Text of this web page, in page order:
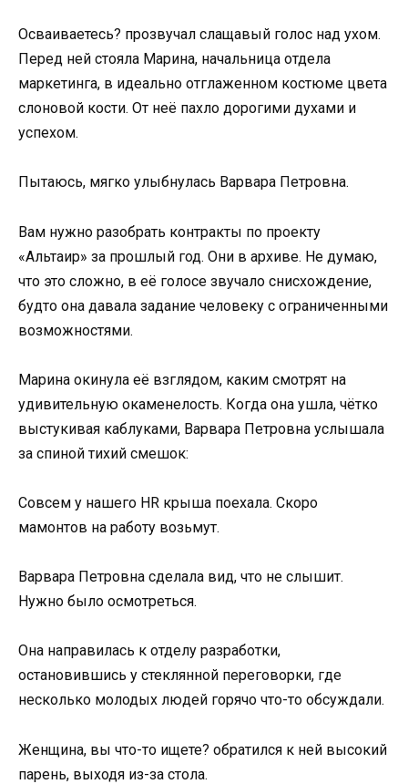
Осваиваетесь? прозвучал слащавый голос над ухом.
Перед ней стояла Марина, начальница отдела
маркетинга, в идеально отглаженном костюме цвета
слоновой кости. От неё пахло дорогими духами и
успехом.
Пытаюсь, мягко улыбнулась Варвара Петровна.
Вам нужно разобрать контракты по проекту
«Альтаир» за прошлый год. Они в архиве. Не думаю,
что это сложно, в её голосе звучало снисхождение,
будто она давала задание человеку с ограниченными
возможностями.
Марина окинула её взглядом, каким смотрят на
удивительную окаменелость. Когда она ушла, чётко
выстукивая каблуками, Варвара Петровна услышала
за спиной тихий смешок:
Совсем у нашего HR крыша поехала. Скоро
мамонтов на работу возьмут.
Варвара Петровна сделала вид, что не слышит.
Нужно было осмотреться.
Она направилась к отделу разработки,
остановившись у стеклянной переговорки, где
несколько молодых людей горячо что-то обсуждали.
Женщина, вы что-то ищете? обратился к ней высокий
парень, выходя из-за стола.